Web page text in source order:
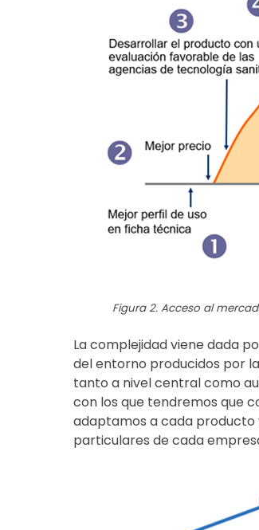
Figura 2. Acceso al
La complejidad viene dada
del entorno producidos por
tanto a nivel central como
con los que tendremos que
adaptamos a cada
particulares de cada